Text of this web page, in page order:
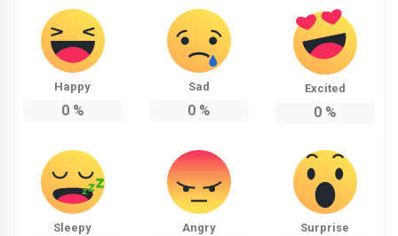
Happy
0%
Sad
0%
Excited
0%
Sleepy Angry Surprise